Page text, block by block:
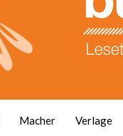
Macher Verlage